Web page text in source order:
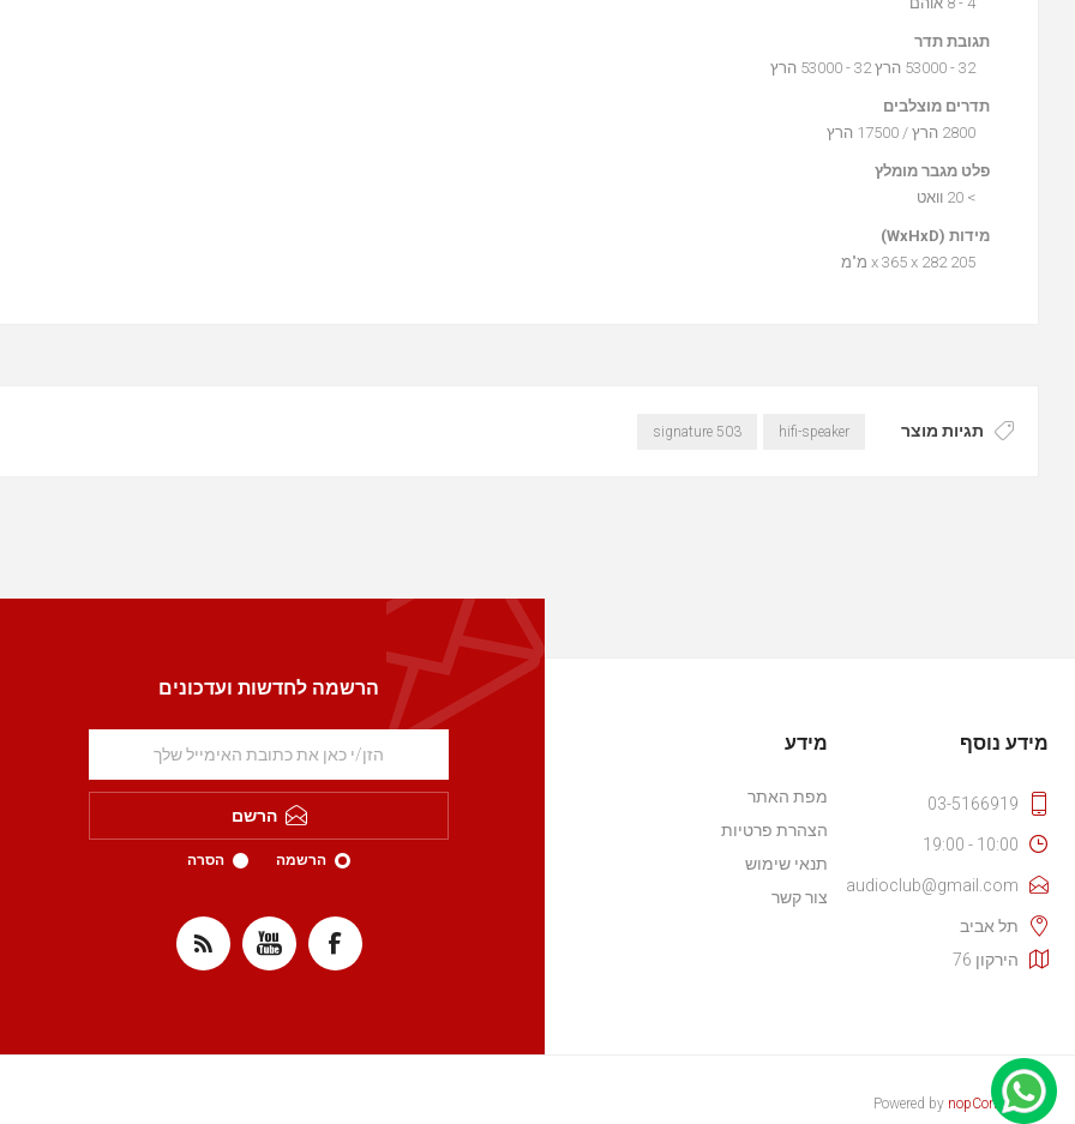
תגובת תדר
32 - 53000 הרץ 32 - 53000 הרץ
תדרים מוצלבים
פלט מגבר מומלץ
> 20 וואט
מידות (WxHxD)
תגיות מוצר hifi-speaker
signature 503
הרשמה לחדשות ועדכונים
הרשם
הרשמה הסרה
מידע נוסף
03-5166919
10:00 - 19:00
audioclub@gmail.com
תל אביב
הירקון 76
מידע
מפת האתר
הצהרת פרטיות
תנאי שימוש
צור קשר
Powered by nopCommerce